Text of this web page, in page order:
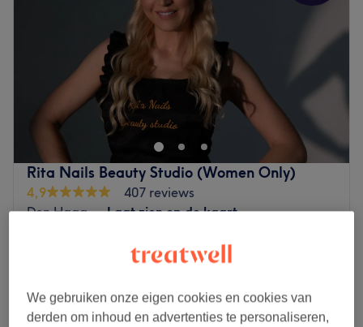
Rita Nails Beauty Studio (Women Only)
4,9
407 reviews
Den Haag
Laat zien op de kaart
another master
30 min
bespaar tot 40%
We gebruiken onze eigen cookies en cookies van
derden om inhoud en advertenties te personaliseren,